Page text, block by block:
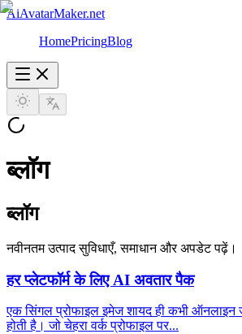
AiAvatarMaker.net
HomePricingBlog
ब्लॉग
ब्लॉग
नवीनतम उत्पाद सुविधाएँ, समाधान और अपडेट पढ़ें।
हर प्लेटफॉर्म के लिए AI अवतार पैक
एक सिंगल प्रोफाइल इमेज शायद ही कभी ऑनलाइन
होती है। जो चेहरा वर्क प्रोफाइल पर...